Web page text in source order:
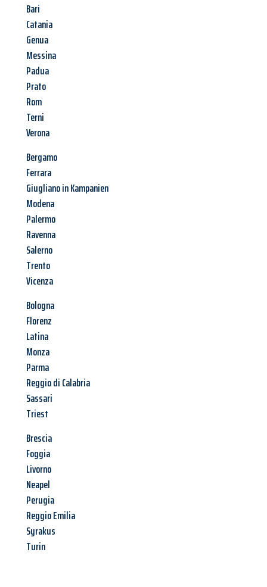
Bari
Catania
Genua
Messina
Padua
Prato
Rom
Terni
Verona
Bergamo
Ferrara
Giugliano in Kampanien
Modena
Palermo
Ravenna
Salerno
Trento
Vicenza
Bologna
Florenz
Latina
Monza
Parma
Reggio di Calabria
Sassari
Triest
Brescia
Foggia
Livorno
Neapel
Perugia
Reggio Emilia
Syrakus
Turin